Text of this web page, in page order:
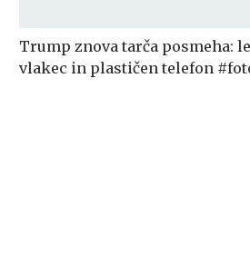
Trump znova tarča posmeha:
vlakec in plastičen telefon